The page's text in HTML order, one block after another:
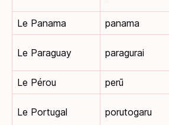
Le Panama
panama
Le Paraguay paragurai
Le Pérou
perū
Le Portugal porutogaru